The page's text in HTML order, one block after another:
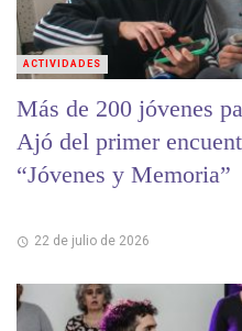
Más de 200 jóvenes
Ajó del primer
“Jóvenes y Memoria”
22 de julio de 2026
ACTIVIDADES